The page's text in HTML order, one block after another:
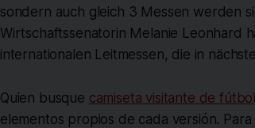
sondern auch gleich 3 Messen werden
Wirtschaftssenatorin Melanie Leonhard
internationalen Leitmessen, die in
Quien busque camiseta visitante de fútbol
elementos propios de cada versión.